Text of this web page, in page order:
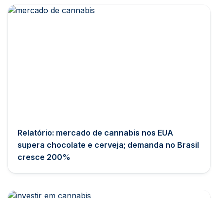
Relatório: mercado de cannabis nos EUA
supera chocolate e cerveja; demanda no Brasil
cresce 200%